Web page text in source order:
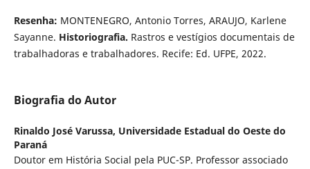
Resenha: MONTENEGRO, Antonio Torres, ARAUJO, Karlene
Sayanne. Historiografia. Rastros e vestígios documentais de
trabalhadoras e trabalhadores. Recife: Ed. UFPE, 2022.
Biografia do Autor
Rinaldo José Varussa, Universidade Estadual do Oeste do
Paraná
Doutor em História Social pela PUC-SP. Professor associado